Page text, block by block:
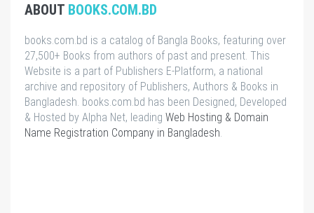
ABOUT BOOKS.COM.BD
books.com.bd is a catalog of Bangla Books, featuring over
27,500+ Books from authors of past and present. This
Website is a part of Publishers E-Platform, a national
archive and repository of Publishers, Authors & Books in
Bangladesh. books.com.bd has been Designed, Developed
& Hosted by Alpha Net, leading Web Hosting & Domain
Name Registration Company in Bangladesh.